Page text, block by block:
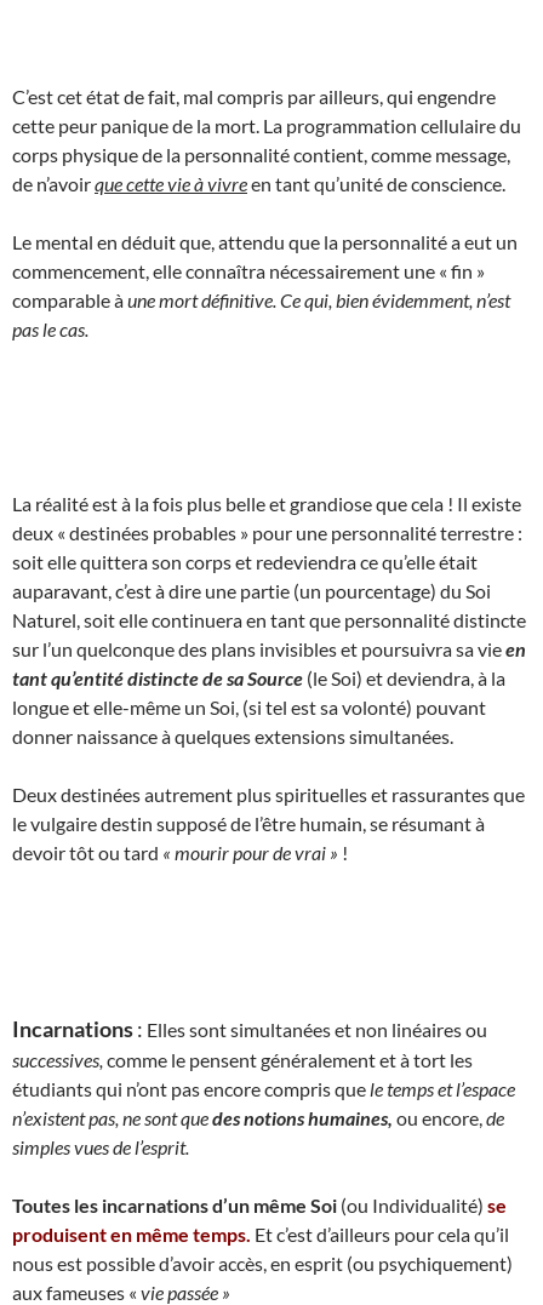
C’est cet état de fait, mal compris par ailleurs, qui engendre
cette peur panique de la mort. La programmation cellulaire du
corps physique de la personnalité contient, comme message,
de n’avoirque cette vie à vivreen tant qu’unité de conscience.
Le mental en déduit que, attendu que la personnalité a eut un
commencement, elle connaîtra nécessairement une « fin »
comparable àune mort définitive. Ce qui, bien évidemment, n’est
pas le cas.
La réalité est à la fois plus belle et grandiose que cela ! Il existe
deux « destinées probables » pour une personnalité terrestre :
soit elle quittera son corps et redeviendra ce qu’elle était
auparavant, c’est à dire une partie (un pourcentage) du Soi
Naturel, soit elle continuera en tant que personnalité distincte
sur l’un quelconque des plans invisibles et poursuivra sa vieen
tant qu’entité distincte de sa Source (le Soi) et deviendra, à la
longue et elle-même un Soi, (si tel est sa volonté) pouvant
donner naissance à quelques extensions simultanées.
Deux destinées autrement plus spirituelles et rassurantes que
le vulgaire destin supposé de l’être humain, se résumant à
devoir tôt ou tard « mourir pour de vrai » !
Incarnations: Elles sont simultanées et non linéaires ou
successives, comme le pensent généralement et à tort les
étudiants qui n’ont pas encore compris que le temps et l’espace
n’existent pas, ne sont quedes notions humaines, ou encore, de
simples vues de l’esprit.
Toutes les incarnations d’un même Soi (ou Individualité) se
produisent en même temps. Et c’est d’ailleurs pour cela qu’il
nous est possible d’avoir accès, en esprit (ou psychiquement)
aux fameuses « vie passée »